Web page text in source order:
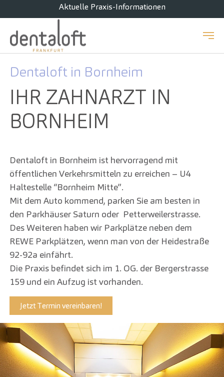
Zum Hauptinhalt springen
Aktuelle Praxis-Informationen
Dentaloft in Bornheim
IHR ZAHNARZT IN
BORNHEIM
Dentaloft in Bornheim ist hervorragend mit
öffentlichen Verkehrsmitteln zu erreichen – U4
Haltestelle “Bornheim Mitte”.
Mit dem Auto kommend, parken Sie am besten in
den Parkhäuser Saturn oder Petterweilerstrasse.
Des Weiteren haben wir Parkplätze neben dem
REWE Parkplätzen, wenn man von der Heidestraße
92-92a einfährt.
Die Praxis befindet sich im 1. OG. der Bergerstrasse
159 und ein Aufzug ist vorhanden.
Jetzt Termin vereinbaren!